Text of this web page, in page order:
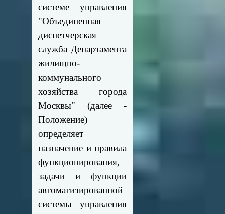
системе управления
"Объединенная
диспетчерская
служба Департамента
жилищно-
коммунального
хозяйства города
Москвы" (далее -
Положение)
определяет
назначение и правила
функционирования,
задачи и функции
автоматизированной
системы управления